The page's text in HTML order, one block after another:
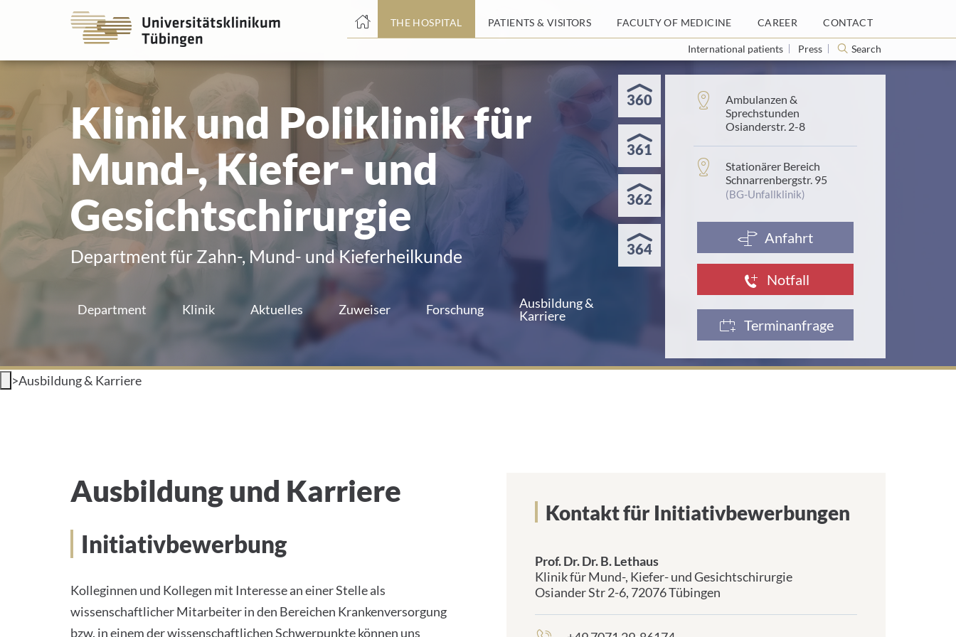
THE HOSPITAL PATIENTS & VISITORS FACULTY OF MEDICINE CAREER CONTACT
International patients Press Search
Klinik und Poliklinik für
Mund-, Kiefer- und
Gesichtschirurgie
Department für Zahn-, Mund- und Kieferheilkunde
Department Klinik Aktuelles Zuweiser Forschung
Ausbildung &
Karriere
360
361
362
364
Address:
Ambulanzen &
Sprechstunden
Osianderstr. 2-8
Address:
Stationärer Bereich
Schnarrenbergstr. 95
(BG-Unfallklinik)
Anfahrt
Notfall
Terminanfrage
>Ausbildung & Karriere
Ausbildung und Karriere
Ausbildung und Karriere
Initiativbewerbung
Kolleginnen und Kollegen mit Interesse an einer Stelle als
wissenschaftlicher Mitarbeiter in den Bereichen Krankenversorgung
bzw. in einem der wissenschaftlichen Schwerpunkte können uns
Kontakt für Initiativbewerbungen
frontend.sr-
only_#
{element.icon}:
Prof. Dr. Dr. B. Lethaus
Klinik für Mund-, Kiefer- und Gesichtschirurgie
Osiander Str 2-6, 72076 Tübingen
THE HOSPITAL PATIENTS & VISITORS FACULTY OF MEDICINE CAREER CONTACT
International patients Press Search